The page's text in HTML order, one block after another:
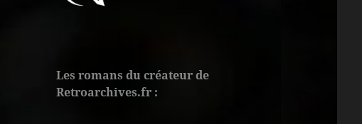
Les romans du créateur de
Retroarchives.fr :